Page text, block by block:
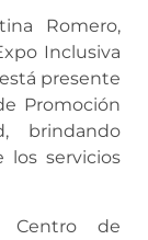
Romero,
Inclusiva
presente
Promoción
brindando
los servicios
Centro de